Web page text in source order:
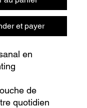
et payer
en
de
quotidien